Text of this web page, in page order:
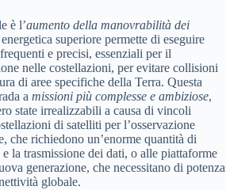
è l’aumento della manovrabilità dei
superiore permette di eseguire
e precisi, essenziali per il
nelle costellazioni, per evitare collisioni
di aree specifiche della Terra. Questa
a missioni più complesse e ambiziose,
state irrealizzabili a causa di vincoli
di satelliti per l’osservazione
che richiedono un’enorme quantità di
la trasmissione dei dati, o alle piattaforme
generazione, che necessitano di potenza
globale.